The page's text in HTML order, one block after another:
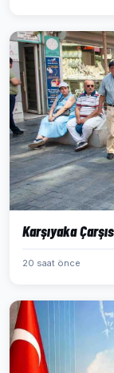
Karşıyaka
20 saat önce